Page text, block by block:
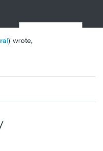
) wrote,